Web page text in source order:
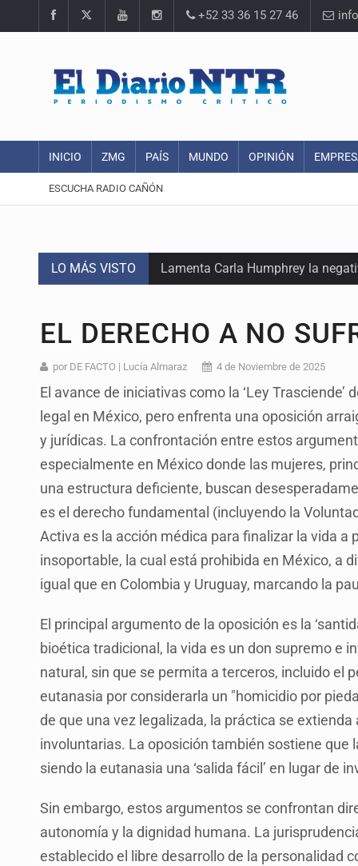
+52 33 36 15 27 46
INICIO ZMG PAÍS MUNDO OPINIÓN
ESCUCHA RADIO CAÑÓN
LO MÁS VISTO Lamenta Carla Humphrey la
Sorprende serpiente a mujer en
Sheinbaum anticipa más
Resalta Fujimori restablecimiento
Asume Abelardo De la Espriella
Policías bajo la mira: La CEDHJ
Procesan a el “R1”, presunto
Detienen a tres miembros de red
México no está preparado para
EL DERECHO A NO
por DE FACTO | Lucía Almaraz 4 de Noviembre de 2025
El avance de iniciativas como la ‘Ley
legal en México, pero enfrenta una oposición
y jurídicas. La confrontación entre estos
especialmente en México donde las mujeres,
una estructura deficiente, buscan
es el derecho fundamental (incluyendo la
Activa es la acción médica para finalizar la vida
insoportable, la cual está prohibida en México, a
igual que en Colombia y Uruguay, marcando la
El principal argumento de la oposición es la
bioética tradicional, la vida es un don supremo e
natural, sin que se permita a terceros, incluido el
eutanasia por considerarla un "homicidio por
de que una vez legalizada, la práctica se
involuntarias. La oposición también sostiene
siendo la eutanasia una ‘salida fácil’ en lugar de
Sin embargo, estos argumentos se confrontan
autonomía y la dignidad humana. La
establecido el libre desarrollo de la personalidad